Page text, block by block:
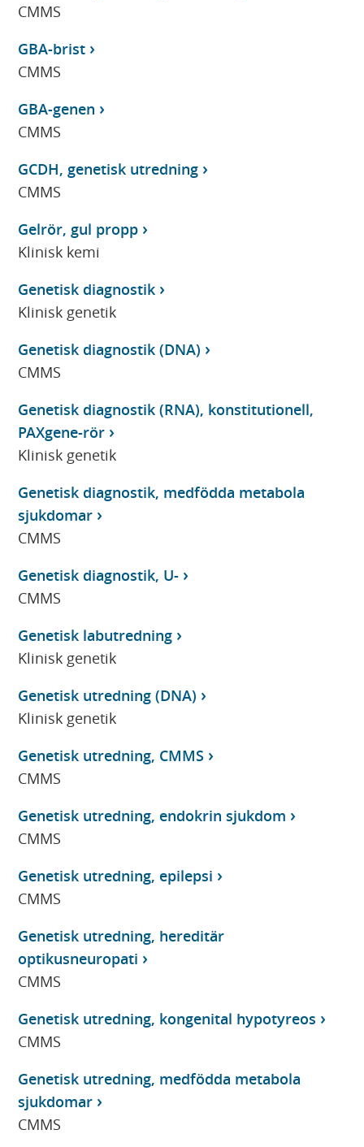
CMMS
GBA-brist
CMMS
GBA-genen
CMMS
GCDH, genetisk utredning
CMMS
Gelrör, gul propp
Klinisk kemi
Genetisk diagnostik
Klinisk genetik
Genetisk diagnostik (DNA)
CMMS
Genetisk diagnostik (RNA), konstitutionell,
PAXgene-rör
Klinisk genetik
Genetisk diagnostik, medfödda metabola
sjukdomar
CMMS
Genetisk diagnostik, U-
CMMS
Genetisk labutredning
Klinisk genetik
Genetisk utredning (DNA)
Klinisk genetik
Genetisk utredning, CMMS
CMMS
Genetisk utredning, endokrin sjukdom
CMMS
Genetisk utredning, epilepsi
CMMS
Genetisk utredning, hereditär
optikusneuropati
CMMS
Genetisk utredning, kongenital hypotyreos
CMMS
Genetisk utredning, medfödda metabola
sjukdomar
CMMS